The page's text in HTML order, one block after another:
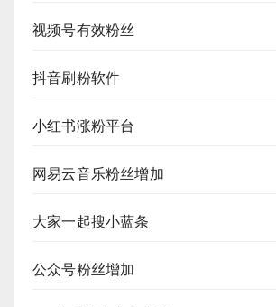
视频号有效粉丝
抖音刷粉软件
小红书涨粉平台
网易云音乐粉丝增加
大家一起搜小蓝条
公众号粉丝增加